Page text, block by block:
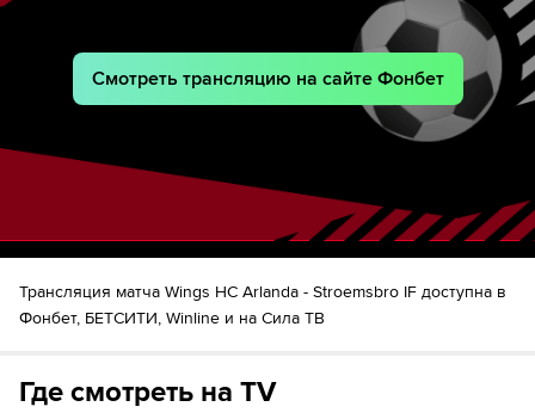
Смотреть трансляцию на сайте Фонбет
Трансляция матча Wings HC Arlanda - Stroemsbro IF доступна в
Фонбет, БЕТСИТИ, Winline и на Сила ТВ
Где смотреть на TV